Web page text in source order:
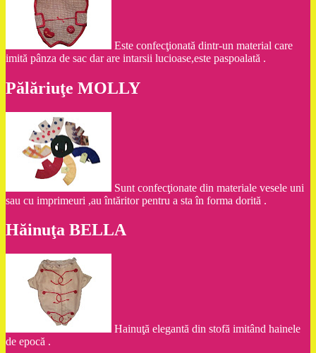
Este confecţionată dintr-un material care
imită pânza de sac dar are intarsii lucioase,este paspoalată .
Pălăriuţe MOLLY
Sunt confecţionate din materiale vesele uni
sau cu imprimeuri ,au întăritor pentru a sta în forma dorită .
Hăinuţa BELLA
Hainuţă elegantă din stofă imitând hainele
de epocă .